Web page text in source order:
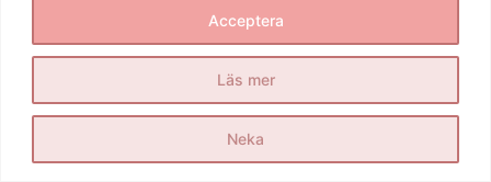
Läs mer
Neka
Acceptera